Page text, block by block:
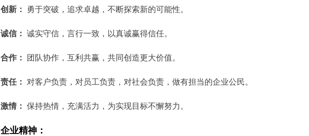
创新： 勇于突破，追求卓越，不断探索新的可能性。
诚信： 诚实守信，言行一致，以真诚赢得信任。
合作： 团队协作，互利共赢，共同创造更大价值。
责任： 对客户负责，对员工负责，对社会负责，做有担当的企业公民。
激情： 保持热情，充满活力，为实现目标不懈努力。
企业精神：